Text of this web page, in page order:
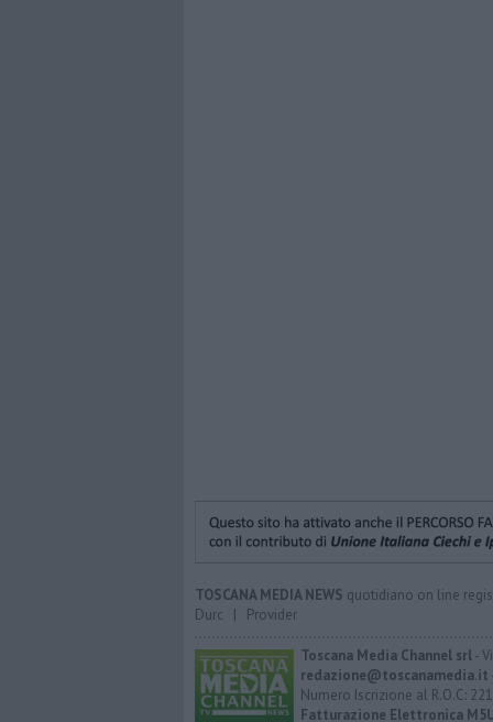
TOSCANA MEDIA NEWS quotidiano on line
Durc | Provider
Toscana Media Channel srl-
redazione@toscanamedia.it
Numero Iscrizione al R.O.C:
Fatturazione Elettronica